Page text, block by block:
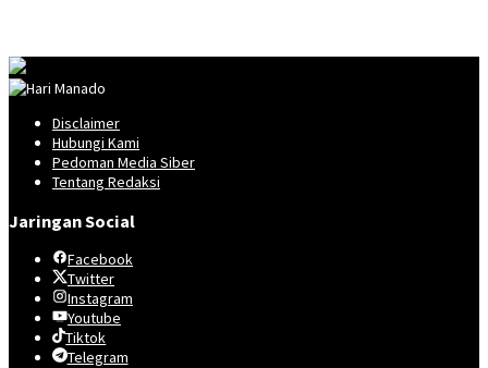
Disclaimer
Hubungi Kami
Pedoman Media Siber
Tentang Redaksi
Jaringan Social
Facebook
Twitter
Instagram
Youtube
Tiktok
Telegram